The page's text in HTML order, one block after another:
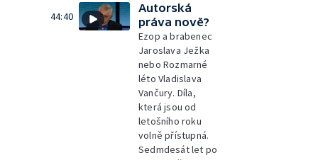
44:40
Autorská
práva nově?
Ezop a brabenec
Jaroslava Ježka
nebo Rozmarné
léto Vladislava
Vančury. Díla,
která jsou od
letošního roku
volně přístupná.
Sedmdesát let po